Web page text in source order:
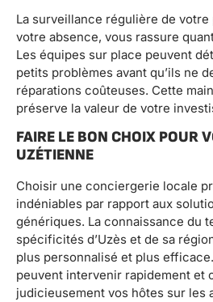
La surveillance régulière de
votre absence, vous rassure
Les équipes sur place peuvent
petits problèmes avant qu’ils ne
réparations coûteuses. Cette
préserve la valeur de votre
FAIRE LE BON CHOIX POUR
UZÉTIENNE
Choisir une conciergerie locale
indéniables par rapport aux
génériques. La connaissance du
spécificités d’Uzès et de sa
plus personnalisé et plus
peuvent intervenir rapidement et
judicieusement vos hôtes sur les